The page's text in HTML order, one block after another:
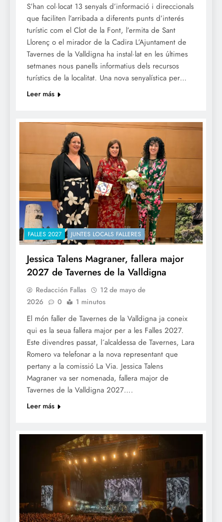
S’han col·locat 13 senyals d’informació i direccionals
que faciliten l’arribada a diferents punts d’interés
turístic com el Clot de la Font, l’ermita de Sant
Llorenç o el mirador de la Cadira L’Ajuntament de
Tavernes de la Valldigna ha instal·lat en les últimes
setmanes nous panells informatius dels recursos
turístics de la localitat. Una nova senyalística per…
Leer más
FALLES 2027 JUNTES LOCALS FALLERES
Jessica Talens Magraner, fallera major
2027 de Tavernes de la Valldigna
Redacción Fallas
12 de mayo de
2026
0 1 minutos
El món faller de Tavernes de la Valldigna ja coneix
qui es la seua fallera major per a les Falles 2027.
Este divendres passat, l´alcaldessa de Tavernes, Lara
Romero va telefonar a la nova representant que
pertany a la comissió La Via. Jessica Talens
Magraner va ser nomenada, fallera major de
Tavernes de la Valldigna 2027….
Leer más